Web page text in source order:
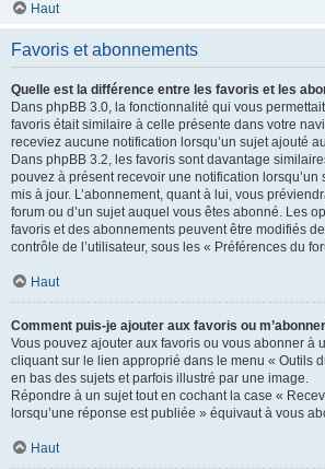
Haut
Favoris et abonnements
Quelle est la différence entre les favoris et les
Dans phpBB 3.0, la fonctionnalité qui vous
favoris était similaire à celle présente dans votre
receviez aucune notification lorsqu’un sujet ajouté
Dans phpBB 3.2, les favoris sont davantage
pouvez à présent recevoir une notification lorsqu’un
mis à jour. L’abonnement, quant à lui, vous
forum ou d’un sujet auquel vous êtes abonné. Les
favoris et des abonnements peuvent être modifiés
contrôle de l’utilisateur, sous les « Préférences du
Haut
Comment puis-je ajouter aux favoris ou
Vous pouvez ajouter aux favoris ou vous abonner à
cliquant sur le lien approprié dans le menu « Outils
en bas des sujets et parfois illustré par une image.
Répondre à un sujet tout en cochant la case «
lorsqu’une réponse est publiée » équivaut à vous
Haut